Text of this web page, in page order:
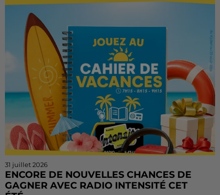
sur Radio Intensité avec des centaines de...
31 juillet 2026
ENCORE DE NOUVELLES CHANCES DE
GAGNER AVEC RADIO INTENSITÉ CET